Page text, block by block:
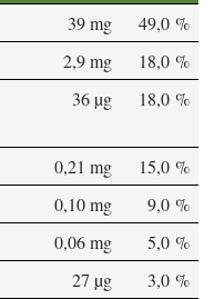
39 mg
49,0 %
2,9 mg
18,0 %
36 µg 18,0 %
0,21 mg
15,0 %
0,10 mg
9,0 %
0,06 mg
5,0 %
27 µg
3,0 %